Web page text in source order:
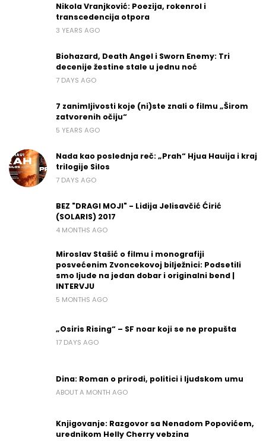
Nikola Vranjković: Poezija, rokenrol i
transcedencija otpora
3 YEARS AGO
Biohazard, Death Angel i Sworn Enemy: Tri
decenije žestine stale u jednu noć
7 DAYS AGO
7 zanimljivosti koje (ni)ste znali o filmu „Širom
zatvorenih očiju“
5 YEARS AGO
Nada kao poslednja reč: „Prah“ Hjua Hauija i kraj
trilogije Silos
7 DAYS AGO
BEZ "DRAGI MOJI" - Lidija Jelisavčić Ćirić
(SOLARIS) 2017
4 MONTHS AGO
Miroslav Stašić o filmu i monografiji
posvećenim Zvoncekovoj bilježnici: Podsetili
smo ljude na jedan dobar i originalni bend |
INTERVJU
5 MONTHS AGO
„Osiris Rising“ – SF noar koji se ne propušta
17 DAYS AGO
Dina: Roman o prirodi, politici i ljudskom umu
ABOUT A MONTH AGO
Knjigovanje: Razgovor sa Nenadom Popovićem,
urednikom Helly Cherry vebzina